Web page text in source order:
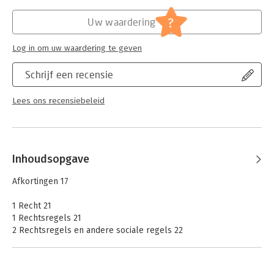
Recht algemeen
Serie:
Boom Juridische studieboeken
Schrijf een recensie
Lees ons recensiebeleid
Uw waardering ?
Log in om uw waardering te geven
Inhoudsopgave
Afkortingen 17
1 Recht 21
1 Rechtsregels 21
2 Rechtsregels en andere sociale regels 22